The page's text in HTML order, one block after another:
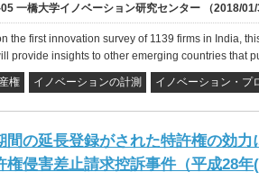
一橋大学イノベーション研究センター （2018/01/
the first innovation survey of 1139 firms in India,
provide insights to other emerging countries that
権 イノベーションの計測 イノベーション・プ
間の延長登録がされた特許権の効
権侵害差止請求控訴事件（平成28年(